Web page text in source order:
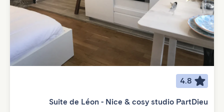
4.8
Suite de Léon - Nice & cosy studio PartDieu